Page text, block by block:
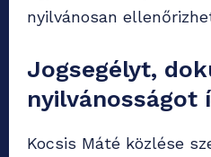
nyilvánosan
Jogsegélyt,
nyilvánosságot
Kocsis Máté közlése